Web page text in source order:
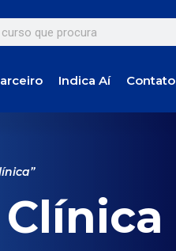
Indica Aí Contato